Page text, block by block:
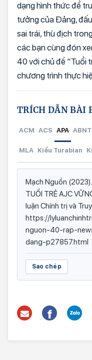
dạng hình thức để
tưởng của Đảng,
sai trái, thù địch
các bạn cùng đón
40 với chủ đề “Tuổi
chương trình thực
TRÍCH DẪN BÀI
ACM ACS APA ABNT
MLA Kiểu Turabian
Mạch Nguồn
TUỔI TRẺ AJC
luận Chính trị và
https://
nguon-40-rap-
dang-p27857.html
Sao chép